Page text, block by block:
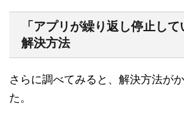
「アプリが繰り返し停止し
解決方法
さらに調べてみると、解決方法が
た。